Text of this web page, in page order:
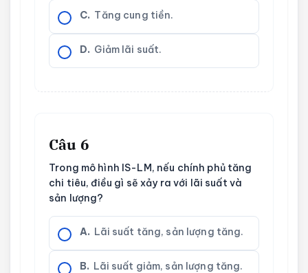
C. Tăng cung tiền.
D. Giảm lãi suất.
Câu 6
Trong mô hình IS-LM, nếu chính phủ tăng
chi tiêu, điều gì sẽ xảy ra với lãi suất và
sản lượng?
A. Lãi suất tăng, sản lượng tăng.
B. Lãi suất giảm, sản lượng tăng.